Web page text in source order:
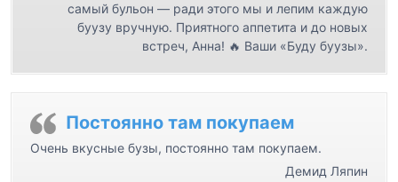
самый бульон — ради этого мы и лепим каждую
буузу вручную. Приятного аппетита и до новых
встреч, Анна! 🔥 Ваши «Буду буузы».
Постоянно там покупаем
Очень вкусные бузы, постоянно там покупаем.
Демид Ляпин